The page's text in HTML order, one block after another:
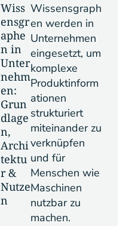
Wiss
ensgr
aphe
n in
Unter
nehm
en:
Grun
dlage
n,
Archi
tektu
r &
Nutze
n
Wissensgraph
en werden in
Unternehmen
eingesetzt, um
komplexe
Produktinform
ationen
strukturiert
miteinander zu
verknüpfen
und für
Menschen wie
Maschinen
nutzbar zu
machen.